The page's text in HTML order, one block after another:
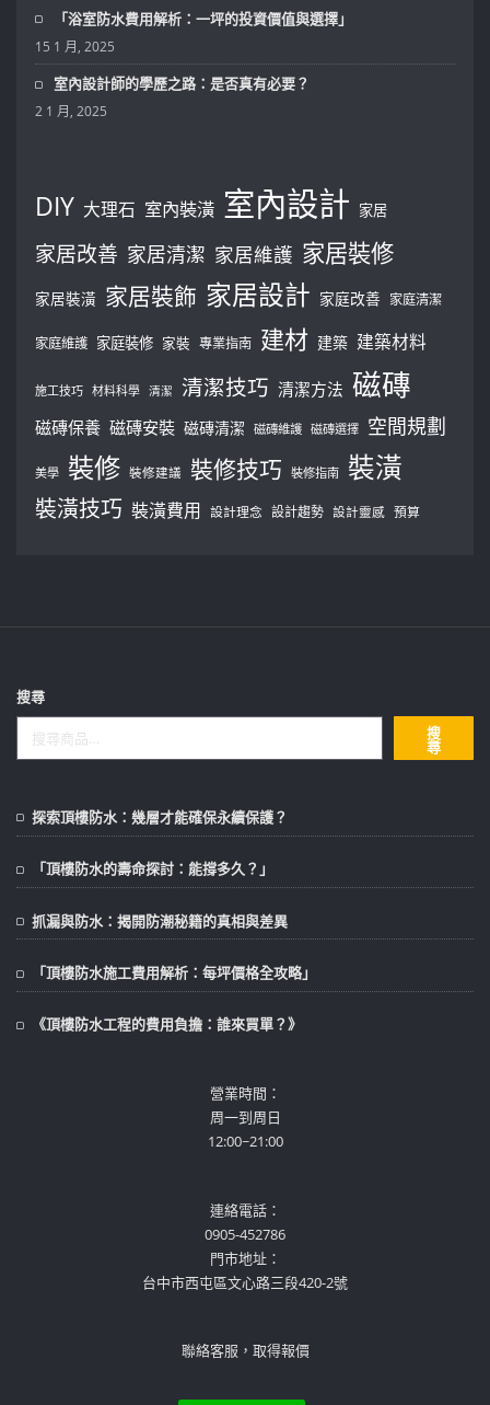
「浴室防水費用解析：一坪的投資價值與選擇」
15 1 月, 2025
室內設計師的學歷之路：是否真有必要？
2 1 月, 2025
DIY 大理石 室內裝潢 室內設計 家居
家居改善 家居清潔 家居維護 家居裝修
家居裝潢 家居裝飾 家居設計 家庭改善 家庭清潔
家庭維護 家庭裝修 家裝 專業指南 建材 建築 建築材料
施工技巧 材料科學 清潔 清潔技巧 清潔方法 磁磚
磁磚保養 磁磚安裝 磁磚清潔 磁磚維護 磁磚選擇 空間規劃
美學 裝修 裝修建議 裝修技巧 裝修指南 裝潢
裝潢技巧 裝潢費用 設計理念 設計趨勢 設計靈感 預算
搜尋
搜
尋
探索頂樓防水：幾層才能確保永續保護？
「頂樓防水的壽命探討：能撐多久？」
抓漏與防水：揭開防潮秘籍的真相與差異
「頂樓防水施工費用解析：每坪價格全攻略」
《頂樓防水工程的費用負擔：誰來買單？》
營業時間：
周一到周日
12:00~21:00
連絡電話：
0905-452786
門市地址：
台中市西屯區文心路三段420-2號
聯絡客服，取得報價